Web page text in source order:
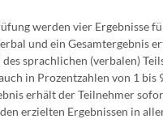
werden vier Ergebnisse
und ein Gesamtergebnis
sprachlichen (verbalen)
in Prozentzahlen von 1 bis
erhält der Teilnehmer
erzielten Ergebnissen in